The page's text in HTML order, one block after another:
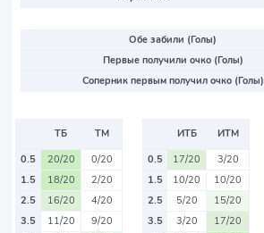
Обе забили (Голы)
Первые получили очко (Голы)
Соперник первым получил очко (Голы)
ТБ
ТМ
0.5
20/20
0/20
1.5
18/20
2/20
2.5
16/20
4/20
3.5
11/20
9/20
ИТБ
ИТМ
0.5
17/20
3/20
1.5
10/20
10/20
2.5
5/20
15/20
3.5
3/20
17/20